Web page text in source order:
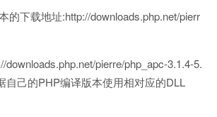
的下载地址:http://downloads.php.net/pierr
downloads.php.net/pierre/php_apc-3.1.4-5.
自己的PHP编译版本使用相对应的DLL